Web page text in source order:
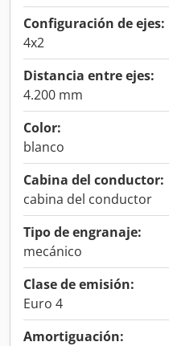
Configuración de ejes:
4x2
Distancia entre ejes:
4.200 mm
Color:
blanco
Cabina del conductor:
cabina del conductor
Tipo de engranaje:
mecánico
Clase de emisión:
Euro 4
Amortiguación: